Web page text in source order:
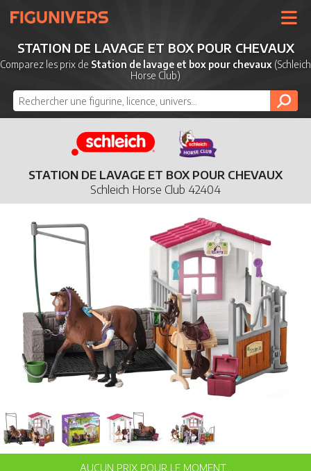
UNIVERS
LICENCES
MARQUES
NOUVEAUTÉS
DERNIERS AJOUTS
STATION DE LAVAGE ET BOX POUR CHEVAUX
Comparez les prix de Station de lavage et box pour chevaux (Schleich
Horse Club)
STATION DE LAVAGE ET BOX POUR CHEVAUX
Schleich Horse Club 42404